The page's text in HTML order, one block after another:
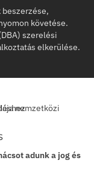
beszerzése,
követése.
szerelési
elkerülése.
adunk a jog és